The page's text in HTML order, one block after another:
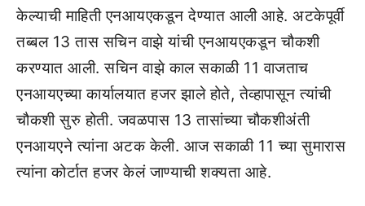
केल्याची माहिती एनआयएकडून देण्यात आली आहे. अटकेपूर्वी
तब्बल 13 तास सचिन वाझे यांची एनआयएकडून चौकशी
करण्यात आली. सचिन वाझे काल सकाळी 11 वाजताच
एनआयएच्या कार्यालयात हजर झाले होते, तेव्हापासून त्यांची
चौकशी सुरु होती. जवळपास 13 तासांच्या चौकशीअंती
एनआयएने त्यांना अटक केली. आज सकाळी 11 च्या सुमारास
त्यांना कोर्टात हजर केलं जाण्याची शक्यता आहे.